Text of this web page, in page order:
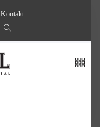
Kontakt